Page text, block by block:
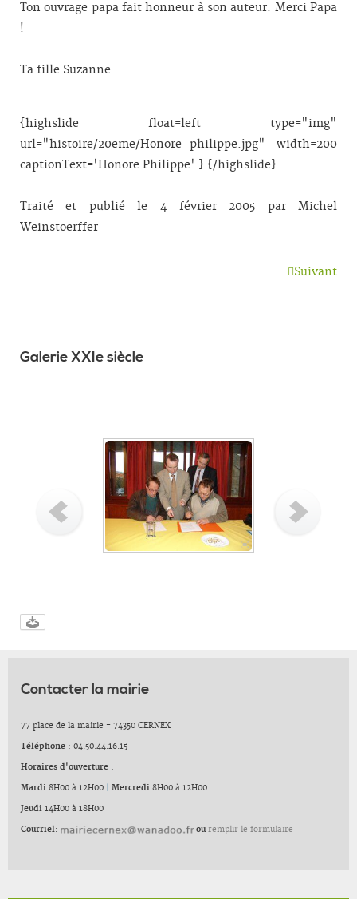
Ton ouvrage papa fait honneur à son auteur. Merci Papa
!
Ta fille Suzanne
{highslide float=left type="img"
url="histoire/20eme/Honore_philippe.jpg" width=200
captionText='Honore Philippe' } {/highslide}
Traité et publié le 4 février 2005 par Michel
Weinstoerffer
Suivant
Galerie XXIe siècle
Contacter la mairie
77 place de la mairie - 74350 CERNEX
Téléphone : 04.50.44.16.15
Horaires d'ouverture :
Mardi 8H00 à 12H00 Mercredi 8H00 à 12H00
Jeudi 14H00 à 18H00
Courriel: ou remplir le formulaire